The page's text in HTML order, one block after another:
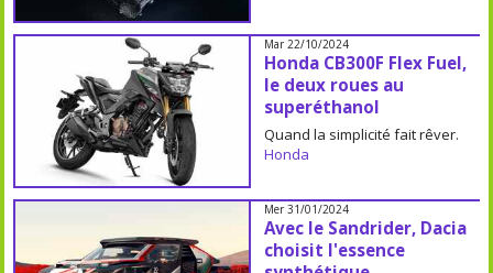
Mar 22/10/2024
Honda CB300F Flex Fuel,
le deux roues au
superéthanol
Quand la simplicité fait rêver.
Honda
Mer 31/01/2024
Avec le Sandrider, Dacia
choisit l'essence